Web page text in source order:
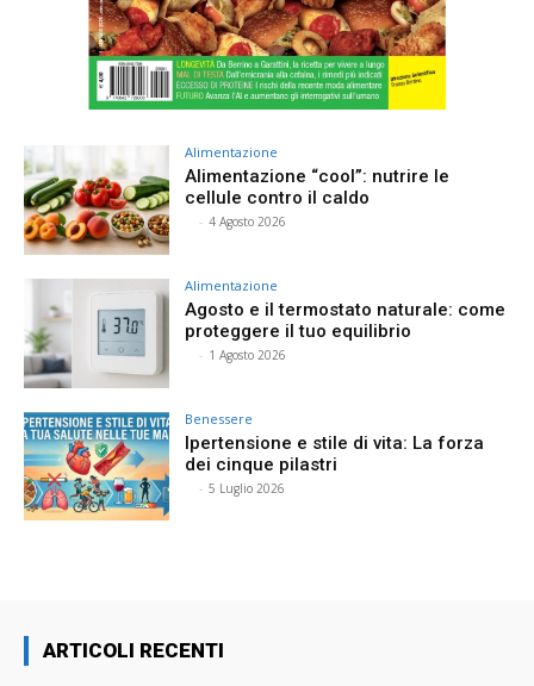
Alimentazione
Alimentazione “cool”: nutrire le
cellule contro il caldo
- 4 Agosto 2026
Alimentazione
Agosto e il termostato naturale: come
proteggere il tuo equilibrio
- 1 Agosto 2026
Benessere
Ipertensione e stile di vita: La forza
dei cinque pilastri
- 5 Luglio 2026
ARTICOLI RECENTI